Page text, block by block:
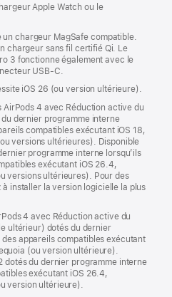
Apple Watch ou le
chargeur MagSafe compatible.
chargeur sans fil certifié Qi. Le
3 fonctionne également avec le
USB‑C.
iOS 26 (ou version ultérieure).
AirPods 4 avec Réduction active du
dernier programme interne
compatibles exécutant iOS 18,
versions ultérieures). Disponible
programme interne lorsqu’ils
exécutant iOS 26.4,
versions ultérieures). Pour des
installer la version logicielle la plus
4 avec Réduction active du
ultérieur) dotés du dernier
appareils compatibles exécutant
(ou version ultérieure).
dotés du dernier programme interne
exécutant iOS 26.4,
version ultérieure).